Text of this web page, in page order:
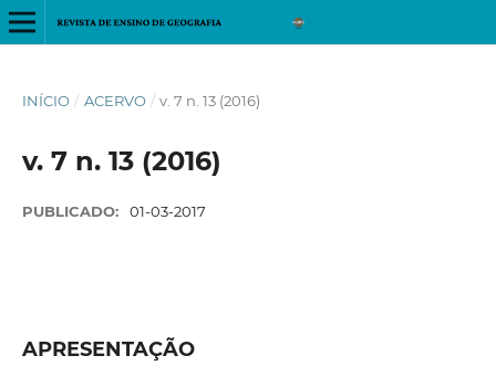
INÍCIO / ACERVO / v. 7 n. 13 (2016)
v. 7 n. 13 (2016)
PUBLICADO: 01-03-2017
APRESENTAÇÃO